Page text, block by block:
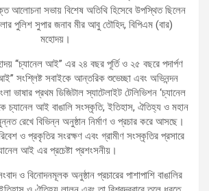
সভায় বিশেষ অতিথি হিসেবে উপস্থিত ছিলেন
পুলিশ সুপার জনাব মীর আবু তৌহিদ, বিপিএম (বার)
মহোদয়।
‘‘চ্যানেল আই’’ এর ২৪ বছর পূর্তি ও ২৫ বছরে পদার্পণ
সংশ্লিষ্ট সবাইকে আন্তরিক শুভেচ্ছা এবং অভিনন্দন
ভাষার প্রথম ডিজিটাল স্যাটেলাইট টেলিভিশন ‘চ্যানেল
চ্যানেল আই বাঙালি সংস্কৃতি, ইতিহাস, ঐতিহ্য ও মহান
রেখে বিভিন্ন অনুষ্ঠান নির্মাণ ও প্রচার করে আসছে।
ও প্রকৃতির সংরক্ষণ এবং গ্রামীণ সংস্কৃতির প্রসারে
আই এর প্রচেষ্টা প্রশংসনীয়।
ও বিনোদনমূলক অনুষ্ঠান প্রচারের পাশাপাশি বাঙালির